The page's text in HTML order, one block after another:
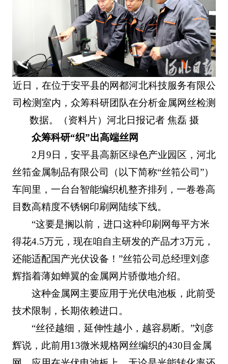
近日，在位于安平县的网都河北科技服务有限公
司检测室内，众筹科研团队在分析金属网丝检测
数据。（资料片）河北日报记者 焦磊 摄
众筹科研“织”出高端丝网
2月9日，安平县高新区绿色产业园区，河北
丝筘金属制品有限公司（以下简称“丝筘公司”）
车间里，一台台智能编织机整齐排列，一卷卷高
目数高精度不锈钢印刷网陆续下线。
“这要是搁以前，进口这种印刷网每平方米
得花4.5万元，现在咱自主研发的产品才3万元，
还能适配国产光伏设备！”丝筘公司总经理刘彦
辉指着薄如蝉翼的金属网片骄傲地介绍。
这种金属网主要应用于光伏电池板，此前受
技术限制，长期依赖进口。
“丝径越细，延伸性越小，越容易断。”刘彦
辉说，此前用13微米规格网丝编织的430目金属